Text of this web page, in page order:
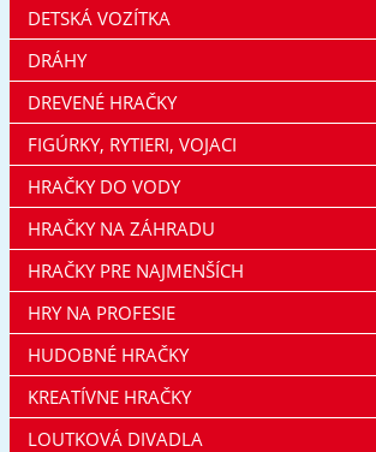
DETSKÁ VOZÍTKA
DRÁHY
DREVENÉ HRAČKY
FIGÚRKY, RYTIERI, VOJACI
HRAČKY DO VODY
HRAČKY NA ZÁHRADU
HRAČKY PRE NAJMENŠÍCH
HRY NA PROFESIE
HUDOBNÉ HRAČKY
KREATÍVNE HRAČKY
LOUTKOVÁ DIVADLA